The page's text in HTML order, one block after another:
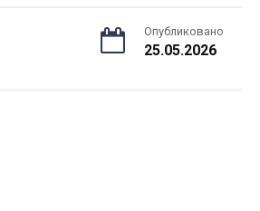
Опубликовано
25.05.2026